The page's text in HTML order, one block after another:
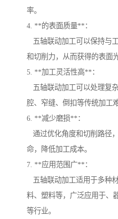
率。
4. **的表面质量**：
五轴联动加工可以保持与
和切削力，从而获得的表面
5. **加工灵活性高**：
五轴联动加工可以处理复
腔、窄缝、倒扣等传统加工
6. **减少磨损**：
通过优化角度和切削路径
命，降低加工成本。
7. **应用范围广**：
五轴联动加工适用于多种
料、塑料等，广泛应用于、
等行业。